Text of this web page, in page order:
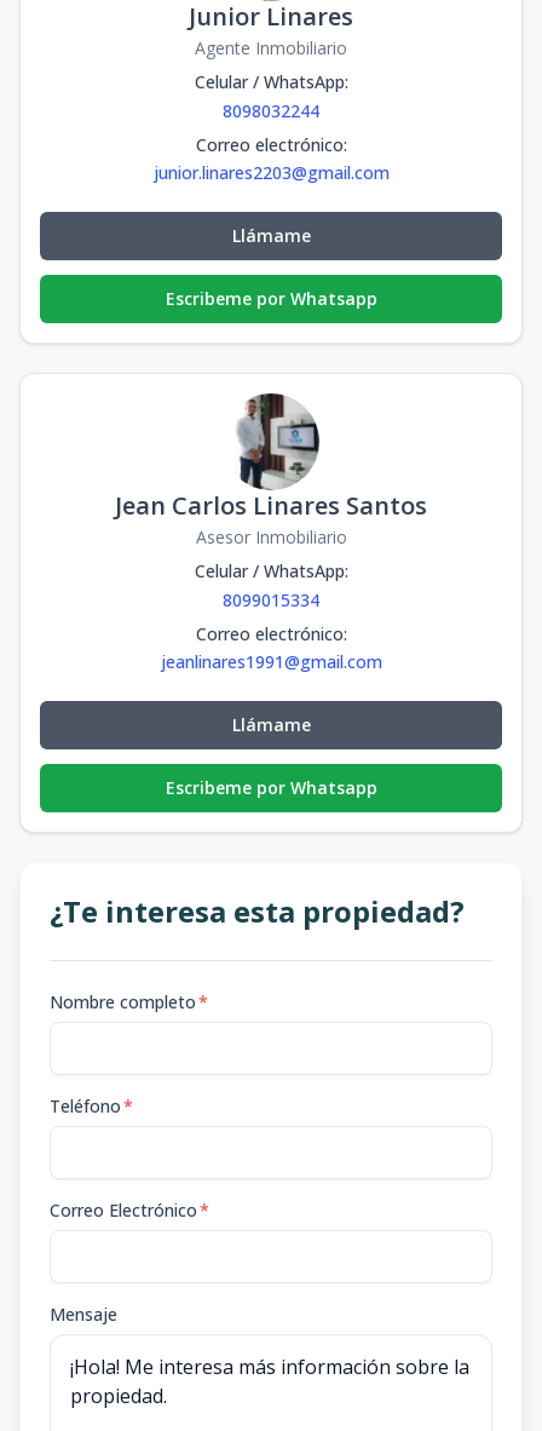
Junior Linares
Agente Inmobiliario
Celular / WhatsApp:
8098032244
Correo electrónico:
junior.linares2203@gmail.com
Llámame
Escribeme por Whatsapp
Jean Carlos Linares Santos
Asesor Inmobiliario
Celular / WhatsApp:
8099015334
Correo electrónico:
jeanlinares1991@gmail.com
Llámame
Escribeme por Whatsapp
¿Te interesa esta propiedad?
Nombre completo*
Teléfono*
Correo Electrónico*
Mensaje